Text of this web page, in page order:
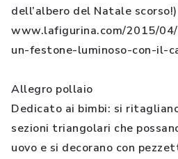
dell’albero del Natale scorso!)
www.lafigurina.com/2015/
un-festone-luminoso-con-il-
Allegro pollaio
Dedicato ai bimbi: si
sezioni triangolari che
uovo e si decorano con